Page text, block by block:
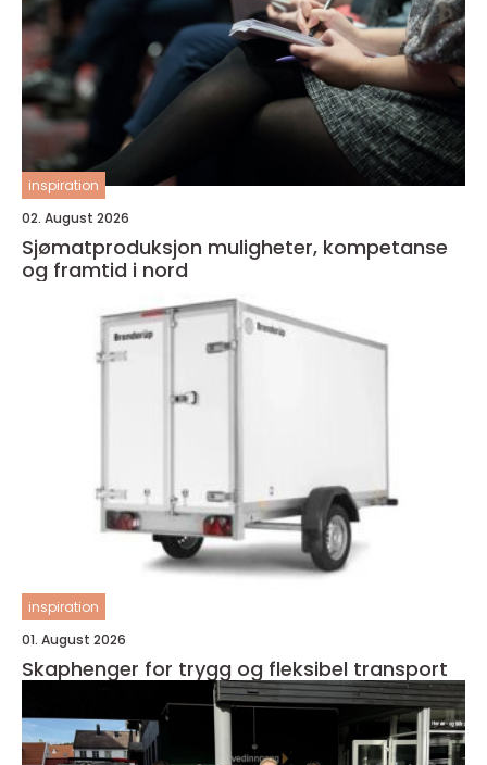
inspiration
02. August 2026
Sjømatproduksjon muligheter, kompetanse
og framtid i nord
inspiration
01. August 2026
Skaphenger for trygg og fleksibel transport